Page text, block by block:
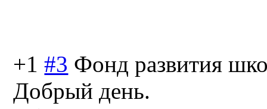
+1 #3 Фонд развития
Добрый день.